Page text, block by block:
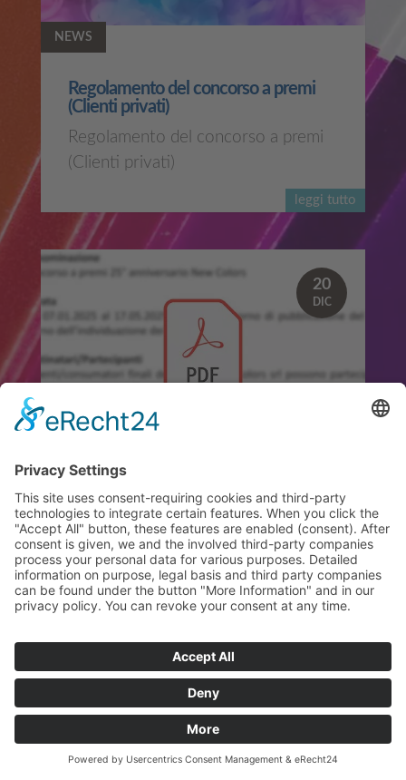
NEWCOLORS
2023/2024
leggi tutto
Regolamento del concorso a premi
(Clienti privati)
NEWS
Regolamento del concorso a premi
(Clienti privati)
leggi tutto
Regolamento del concorso a premi
New Colors Varna il 25.10.2024!
20
DIC
Leggi tutte le notizie